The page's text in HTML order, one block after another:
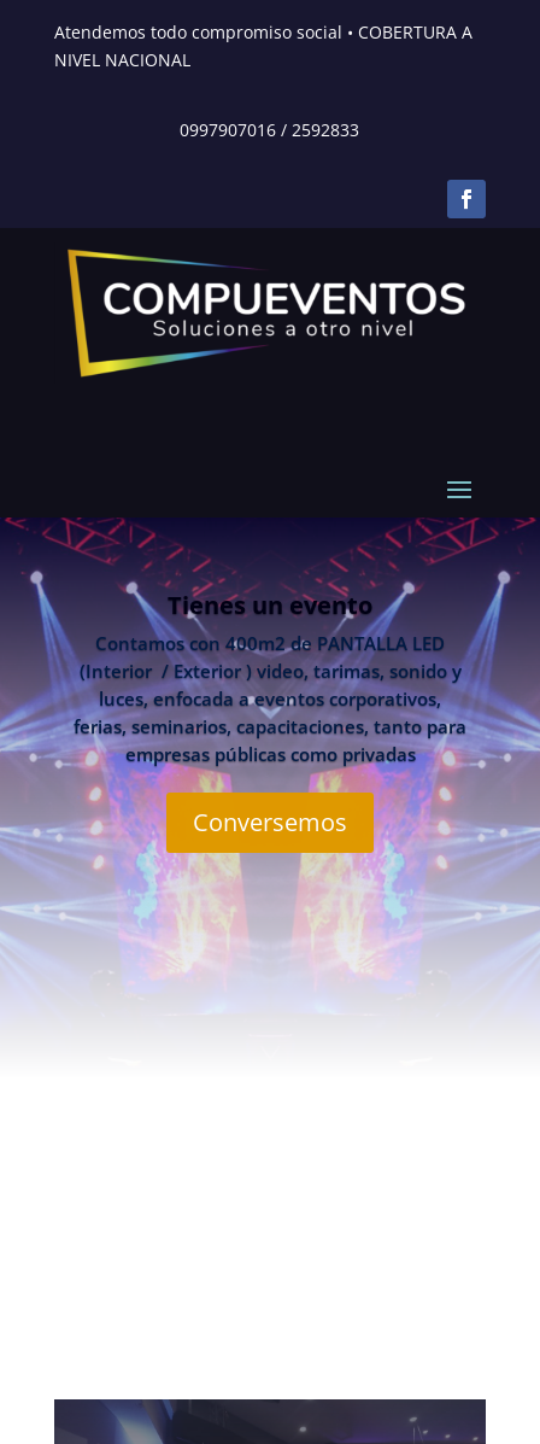
Atendemos todo compromiso social • COBERTURA A
NIVEL NACIONAL
0997907016 /2592833
Tienes un evento
Contamos con 400m2 de PANTALLA LED
(Interior / Exterior ) video, tarimas, sonido y
luces, enfocada a eventos corporativos,
ferias, seminarios, capacitaciones, tanto para
empresas públicas como privadas
Conversemos